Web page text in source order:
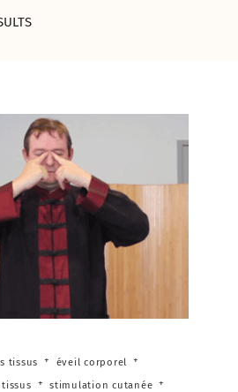
tissus
éveil corporel
stimulation cutanée